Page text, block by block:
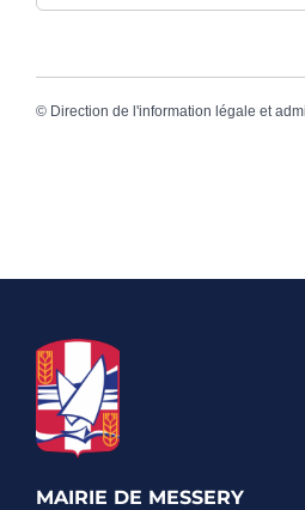
© Direction de l'information légale et
MAIRIE DE MESSERY